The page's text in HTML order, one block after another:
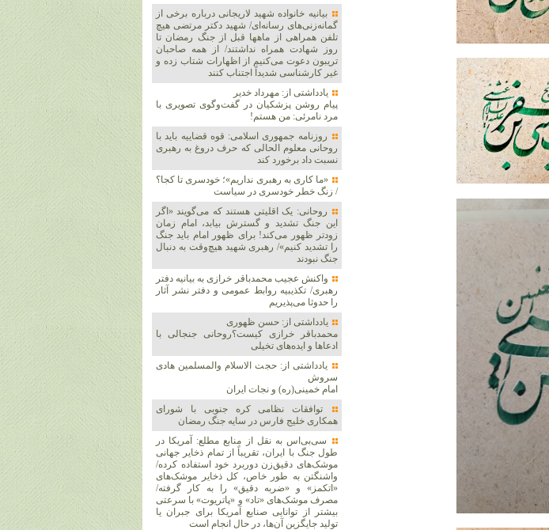
بیانیه خانواده شهید لاریجانی درباره برخی از
گمانه‌زنی‌های رسانه‌ای/ شهید دکتر مرتضی هیچ
تلفن همراهی از ماهها قبل از جنگ رمضان تا
روز شهادت همراه نداشتند/ از همه صاحبان
تریبون دعوت می‌کنیم از اظهارات شتاب زده و
غیر کارشناسی شدیداً اجتناب کنند
یادداشتی از: مهرداد خدیر
پیام روشن پزشکیان در گفت‌و‌گوی تصویری با
مرد نامرئی: من هستم!
روزنامه جمهوری اسلامی: قوه قضاییه باید با
روحانی معلوم الحالی که حرف دروغ به رهبری
نسبت داد برخورد کند
«ما کاری به رهبری نداریم»؛ خودسری تا کجا؟
/ زنگ خطر خودسری در سیاست
روحانی: یک اقلیتی هستند که می‌گویند «اگر
این جنگ تشدید و گسترش بیابد، امام زمان
زودتر ظهور می‌کند! برای ظهور امام باید جنگ
را تشدید کنیم»/ رهبری شهید هیچ‌وقت به دنبال
جنگ نبودند
واکنش عجیب محمدباقر خرازی به بیانیه دفتر
رهبری/ تکذیبیه روابط عمومی و دفتر نشر آثار
را حدوثا می‌پذیریم
یادداشتی از: حسن ظهوری
محمدباقر خرازی کیست؟روحانی جنجالی با
ادعاها و ایده‌های تخیلی
یادداشتی از: حجت الاسلام والمسلمین هادی
سروش
امام خمینی(ره) و نجات ایران
توافقات نظامی کره جنوبی با شورای
همکاری خلیج فارس در سایه جنگ رمضان
سی‌بی‌اس به نقل از منابع مطلع: آمریکا در
طول جنگ با ایران، تقریباً از تمام ذخایر جهانی
موشک‌های دقیق‌زن دوربرد خود استفاده کرده/
واشنگتن به طور خاص، کل ذخایر موشک‌های
«اتکمز» و «ضربه دقیق» را به کار گرفته/
مصرف موشک‌های «تاد» و «پاتریوت» با سرعتی
بیشتر از توانایی صنایع آمریکا برای جبران یا
تولید جایگزین آن‌ها، در حال انجام است